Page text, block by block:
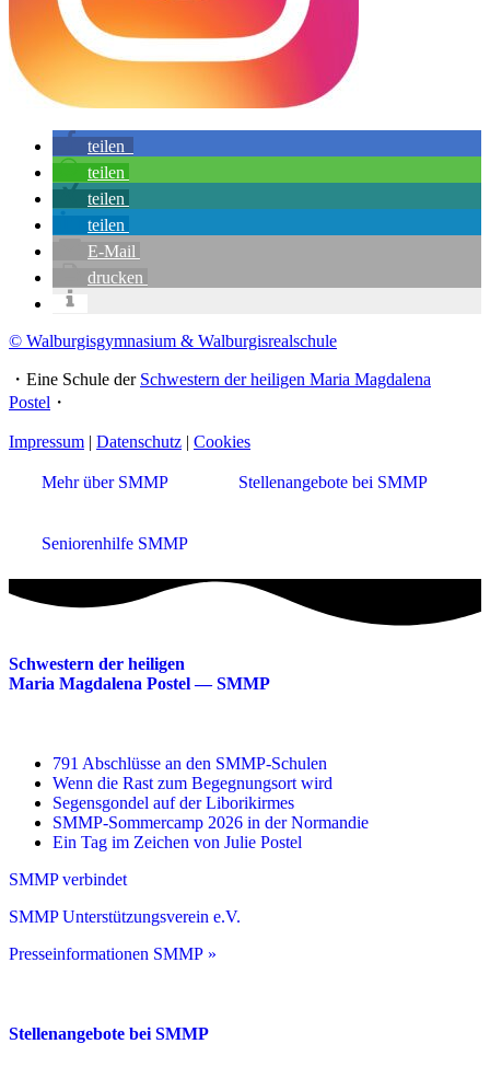
teilen
teilen
teilen
teilen
E-Mail
drucken
© Walburgisgymnasium & Walburgisrealschule
・Eine Schule der Schwestern der heiligen Maria Magdalena
Postel ・
Impressum | Datenschutz | Cookies
Mehr über SMMP Stellenangebote bei SMMP
Seniorenhilfe SMMP
Schwestern der heiligen
Maria Magdalena Postel — SMMP
791 Abschlüsse an den SMMP-Schulen
Wenn die Rast zum Begegnungsort wird
Segensgondel auf der Liborikirmes
SMMP-Sommercamp 2026 in der Normandie
Ein Tag im Zeichen von Julie Postel
SMMP verbindet
SMMP Unterstützungsverein e.V.
Presseinformationen SMMP »
Stellenangebote bei SMMP